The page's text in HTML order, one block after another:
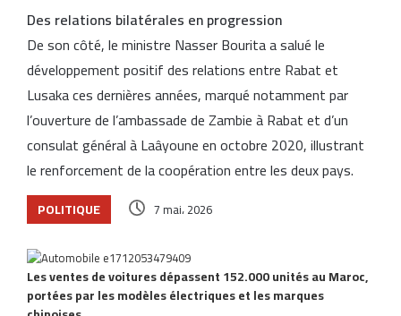
Des relations bilatérales en progression
De son côté, le ministre Nasser Bourita a salué le
développement positif des relations entre Rabat et
Lusaka ces dernières années, marqué notamment par
l’ouverture de l’ambassade de Zambie à Rabat et d’un
consulat général à Laâyoune en octobre 2020, illustrant
le renforcement de la coopération entre les deux pays.
POLITIQUE 7 mai، 2026
Articles similaires
Les ventes de voitures dépassent 152.000 unités au Maroc,
portées par les modèles électriques et les marques